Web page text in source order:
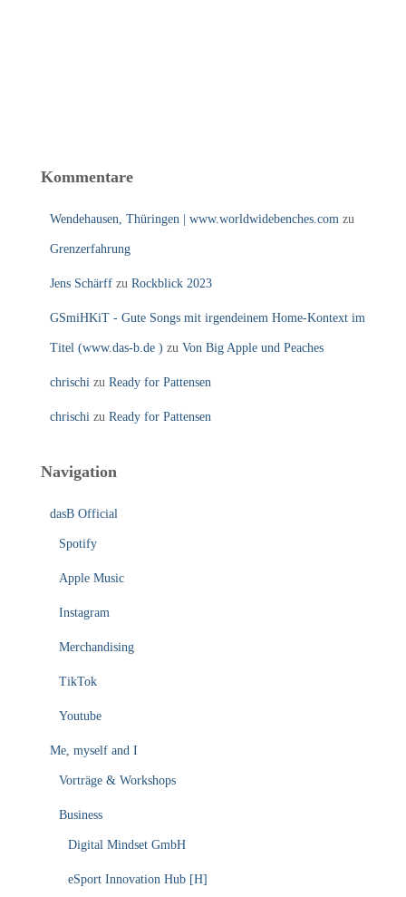
Kommentare
Wendehausen, Thüringen | www.worldwidebenches.com zu
Grenzerfahrung
Jens Schärff zu Rockblick 2023
GSmiHKiT - Gute Songs mit irgendeinem Home-Kontext im
Titel (www.das-b.de ) zu Von Big Apple und Peaches
chrischi zu Ready for Pattensen
chrischi zu Ready for Pattensen
Navigation
dasB Official
Spotify
Apple Music
Instagram
Merchandising
TikTok
Youtube
Me, myself and I
Vorträge & Workshops
Business
Digital Mindset GmbH
eSport Innovation Hub [H]